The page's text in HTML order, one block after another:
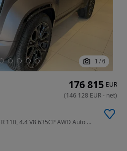
1 / 6
4395 cm3 • 635 CP • DEFENDER 110, 4.4 V8 635CP AWD Auto MHEV, OCTA
176 815 EUR
(146 128 EUR- net)